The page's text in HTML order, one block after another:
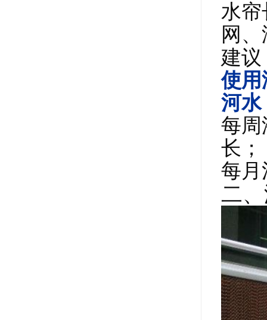
水
网
建议
使用
河水
每周
长；
每月
二